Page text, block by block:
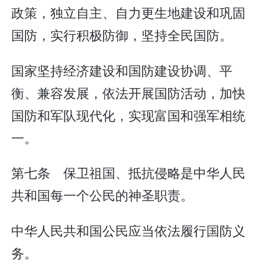
政策，独立自主、自力更生地建设和巩固
国防，实行积极防御，坚持全民国防。
国家坚持经济建设和国防建设协调、平
衡、兼容发展，依法开展国防活动，加快
国防和军队现代化，实现富国和强军相统
一。
第七条 保卫祖国、抵抗侵略是中华人民
共和国每一个公民的神圣职责。
中华人民共和国公民应当依法履行国防义
务。